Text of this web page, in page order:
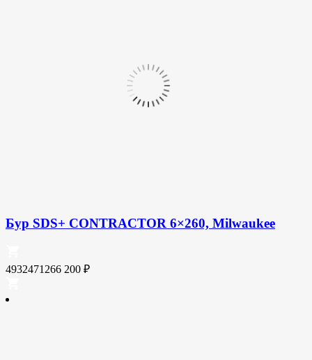
Бур SDS+ CONTRACTOR 6×260, Milwaukee
4932471266 200 ₽